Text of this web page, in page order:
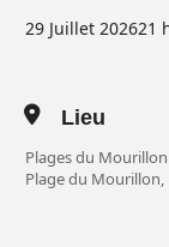
29 Juillet 202621
Lieu
Plages du
Plage du Mourillon,